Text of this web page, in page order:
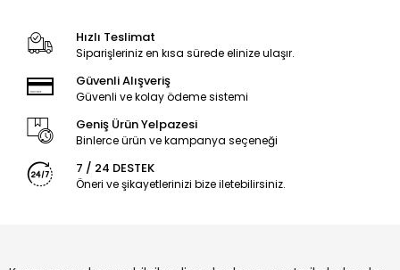
Hızlı Teslimat
Siparişleriniz en kısa sürede elinize ulaşır.
Güvenli Alışveriş
Güvenli ve kolay ödeme sistemi
Geniş Ürün Yelpazesi
Binlerce ürün ve kampanya seçeneği
7 / 24 DESTEK
Öneri ve şikayetlerinizi bize iletebilirsiniz.